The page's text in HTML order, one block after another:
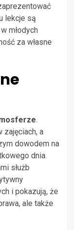
lekcje są
młodych
za własne
.
zajęciach, a
dowodem na
dnia.
służb
i pokazują, że
ale także